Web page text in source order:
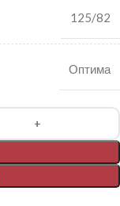
125/82
Оптима